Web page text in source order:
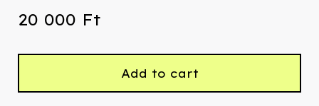
20 000 Ft
Add to cart